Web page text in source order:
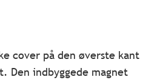
cover på den øverste kant
Den indbyggede magnet